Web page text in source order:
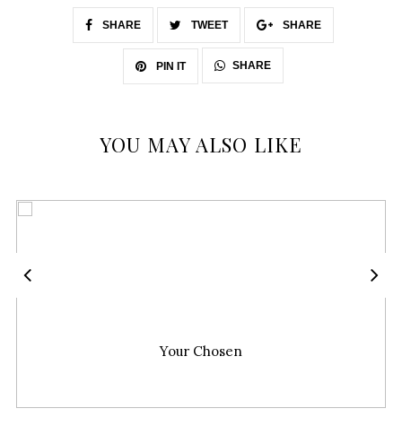
SHARE TWEET SHARE
PIN IT SHARE
YOU MAY ALSO LIKE
Your Chosen